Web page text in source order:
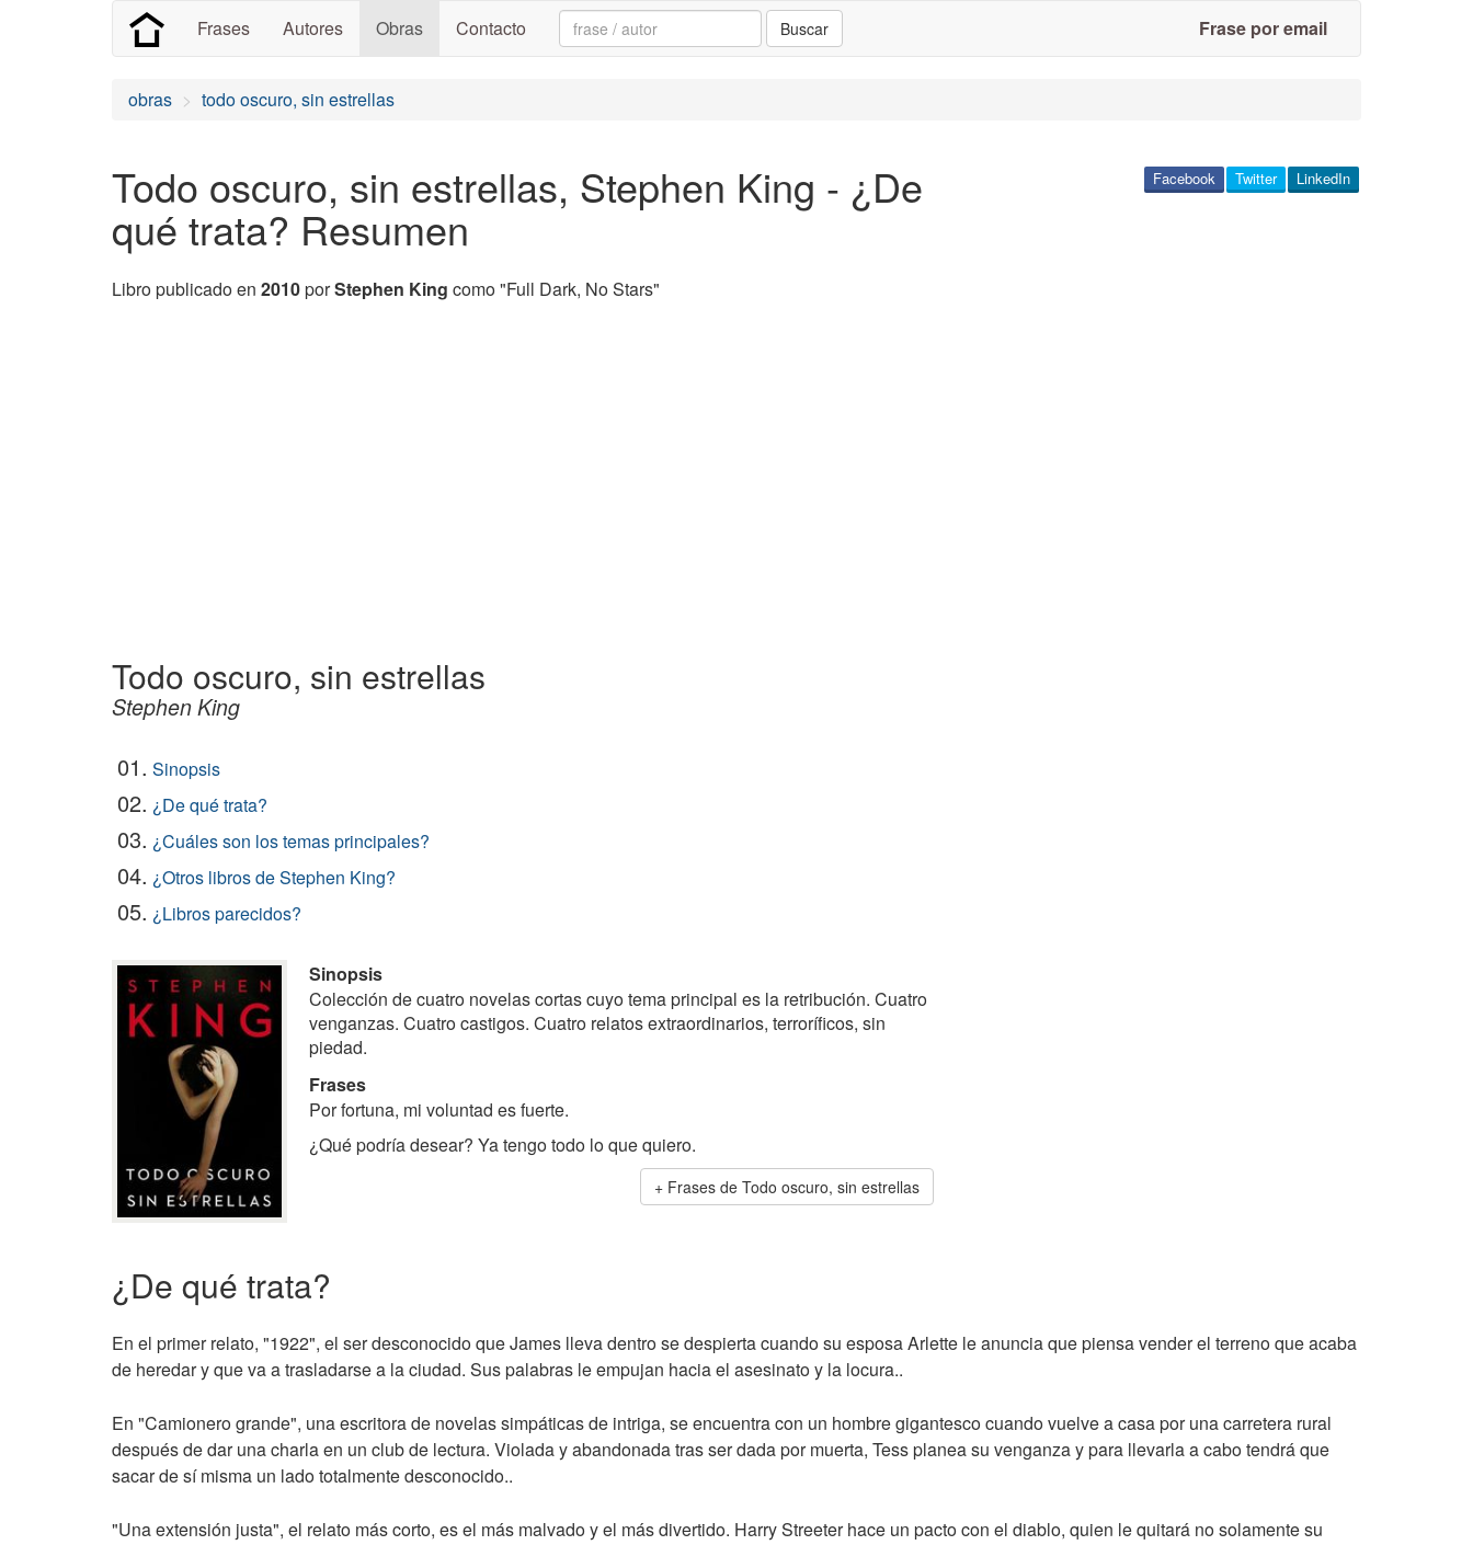
Frases Autores Obras Contacto Search: Buscar Frase por email
obras todo oscuro, sin estrellas
Todo oscuro, sin estrellas, Stephen King - ¿De
qué trata? Resumen
Libro publicado en 2010porStephen King como "Full Dark, No Stars"
LinkedIn
Twitter
Facebook
Todo oscuro, sin estrellas
Stephen King
01. Sinopsis
02. ¿De qué trata?
03. ¿Cuáles son los temas principales?
04. ¿Otros libros de Stephen King?
05. ¿Libros parecidos?
Sinopsis
Colección de cuatro novelas cortas cuyo tema principal es la retribución. Cuatro
venganzas. Cuatro castigos. Cuatro relatos extraordinarios, terroríficos, sin
piedad.
Frases
Por fortuna, mi voluntad es fuerte.
¿Qué podría desear? Ya tengo todo lo que quiero.
Frases de Todo oscuro, sin estrellas
¿De qué trata?
En el primer relato, "1922", el ser desconocido que James lleva dentro se despierta cuando su esposa Arlette le anuncia que piensa vender el terreno que acaba
de heredar y que va a trasladarse a la ciudad. Sus palabras le empujan hacia el asesinato y la locura..
En "Camionero grande", una escritora de novelas simpáticas de intriga, se encuentra con un hombre gigantesco cuando vuelve a casa por una carretera rural
después de dar una charla en un club de lectura. Violada y abandonada tras ser dada por muerta, Tess planea su venganza y para llevarla a cabo tendrá que
sacar de sí misma un lado totalmente desconocido..
"Una extensión justa", el relato más corto, es el más malvado y el más divertido. Harry Streeter hace un pacto con el diablo, quien le quitará no solamente su